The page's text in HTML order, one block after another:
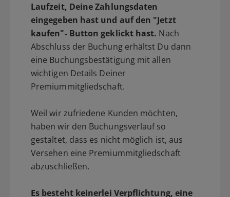
Laufzeit, Deine Zahlungsdaten
eingegeben hast und auf den "Jetzt
kaufen"- Button geklickt hast. Nach
Abschluss der Buchung erhältst Du dann
eine Buchungsbestätigung mit allen
wichtigen Details Deiner
Premiummitgliedschaft.
Weil wir zufriedene Kunden möchten,
haben wir den Buchungsverlauf so
gestaltet, dass es nicht möglich ist, aus
Versehen eine Premiummitgliedschaft
abzuschließen.
Es besteht keinerlei Verpflichtung, eine